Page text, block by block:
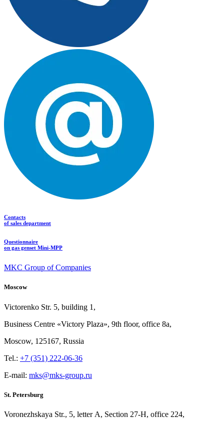
Contacts
of sales department
Questionnaire
on gas genset Mini-MPP
MKC Group of Companies
Moscow
Victorenko Str. 5, building 1,
Business Centre «Victory Plaza», 9th floor, office 8a,
Moscow, 125167, Russia
Tel.: +7 (351) 222-06-36
E-mail: mks@mks-group.ru
St. Petersburg
Voronezhskaya Str., 5, letter A, Section 27-Н, office 224,